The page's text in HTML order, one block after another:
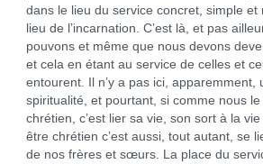
dans le lieu du service concret, simple et
lieu de l’incarnation. C’est là, et pas
pouvons et même que nous devons
et cela en étant au service de celles et
entourent. Il n’y a pas ici, apparemment,
spiritualité, et pourtant, si comme nous
chrétien, c’est lier sa vie, son sort à la
être chrétien c’est aussi, tout autant, se
de nos frères et sœurs. La place du